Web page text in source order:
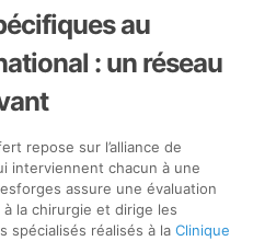
au
: un réseau
repose sur l’alliance de
interviennent chacun à une
assure une évaluation
la chirurgie et dirige les
spécialisés réalisés à la Clinique